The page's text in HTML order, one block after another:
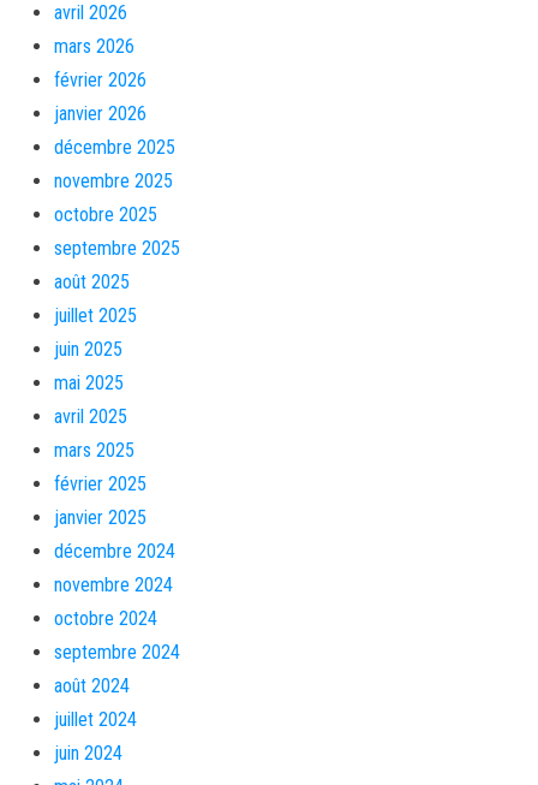
avril 2026
mars 2026
février 2026
janvier 2026
décembre 2025
novembre 2025
octobre 2025
septembre 2025
août 2025
juillet 2025
juin 2025
mai 2025
avril 2025
mars 2025
février 2025
janvier 2025
décembre 2024
novembre 2024
octobre 2024
septembre 2024
août 2024
juillet 2024
juin 2024